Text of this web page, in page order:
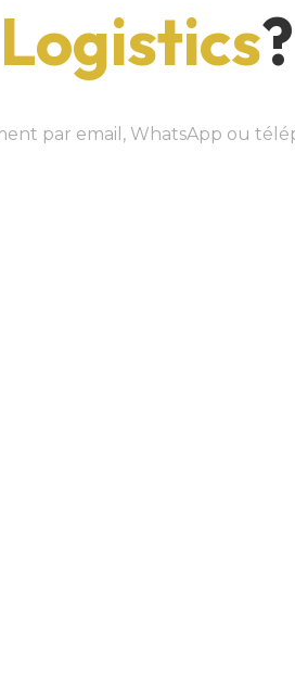
?
par email, WhatsApp ou